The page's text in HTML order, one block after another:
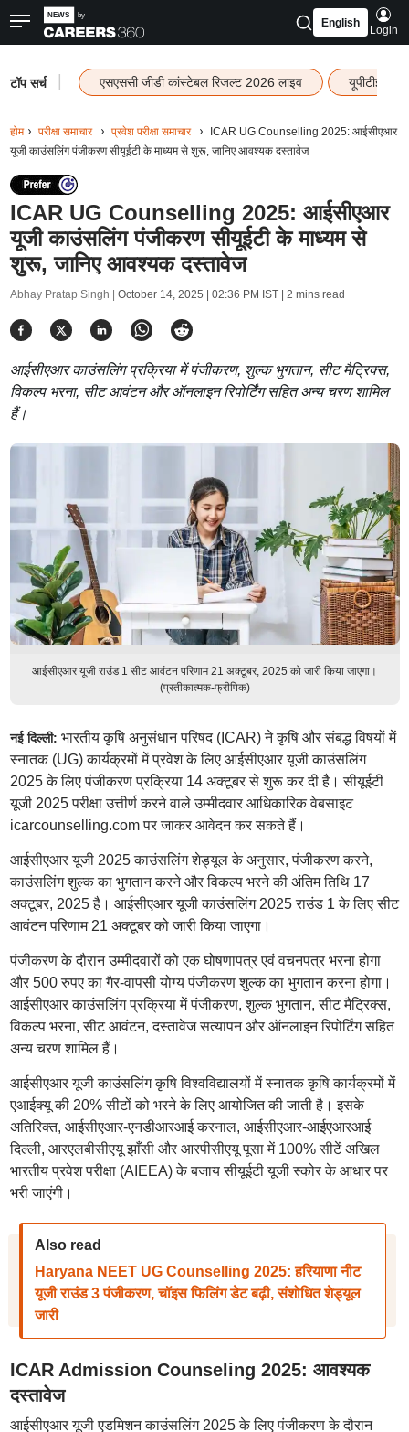
English
Login
टॉप सर्च एसएससी जीडी कांस्टेबल रिजल्ट 2026 लाइव यूपीटीईटी
होम परीक्षा समाचार प्रवेश परीक्षा समाचार
ICAR UG Counselling 2025: आईसीएआर
यूजी काउंसलिंग पंजीकरण सीयूईटी के माध्यम से शुरू, जानिए आवश्यक दस्तावेज
ICAR UG Counselling 2025: आईसीएआर
यूजी काउंसलिंग पंजीकरण सीयूईटी के माध्यम से
शुरू, जानिए आवश्यक दस्तावेज
Abhay Pratap Singh | October 14, 2025 | 02:36 PM IST| 2 mins read
आईसीएआर काउंसलिंग प्रक्रिया में पंजीकरण, शुल्क भुगतान, सीट मैट्रिक्स,
विकल्प भरना, सीट आवंटन और ऑनलाइन रिपोर्टिंग सहित अन्य चरण शामिल
हैं।
आईसीएआर यूजी राउंड 1 सीट आवंटन परिणाम 21 अक्टूबर, 2025 को जारी किया जाएगा।
(प्रतीकात्मक-फ्रीपिक)
नई दिल्ली: भारतीय कृषि अनुसंधान परिषद (ICAR) ने कृषि और संबद्ध विषयों में
स्नातक (UG) कार्यक्रमों में प्रवेश के लिए आईसीएआर यूजी काउंसलिंग
2025 के लिए पंजीकरण प्रक्रिया 14 अक्टूबर से शुरू कर दी है। सीयूईटी
यूजी 2025 परीक्षा उत्तीर्ण करने वाले उम्मीदवार आधिकारिक वेबसाइट
icarcounselling.com पर जाकर आवेदन कर सकते हैं।
आईसीएआर यूजी 2025 काउंसलिंग शेड्यूल के अनुसार, पंजीकरण करने,
काउंसलिंग शुल्क का भुगतान करने और विकल्प भरने की अंतिम तिथि 17
अक्टूबर, 2025 है। आईसीएआर यूजी काउंसलिंग 2025 राउंड 1 के लिए सीट
आवंटन परिणाम 21 अक्टूबर को जारी किया जाएगा।
पंजीकरण के दौरान उम्मीदवारों को एक घोषणापत्र एवं वचनपत्र भरना होगा
और 500 रुपए का गैर-वापसी योग्य पंजीकरण शुल्क का भुगतान करना होगा।
आईसीएआर काउंसलिंग प्रक्रिया में पंजीकरण, शुल्क भुगतान, सीट मैट्रिक्स,
विकल्प भरना, सीट आवंटन, दस्तावेज सत्यापन और ऑनलाइन रिपोर्टिंग सहित
अन्य चरण शामिल हैं।
आईसीएआर यूजी काउंसलिंग कृषि विश्वविद्यालयों में स्नातक कृषि कार्यक्रमों में
एआईक्यू की 20% सीटों को भरने के लिए आयोजित की जाती है। इसके
अतिरिक्त, आईसीएआर-एनडीआरआई करनाल, आईसीएआर-आईएआरआई
दिल्ली, आरएलबीसीएयू झाँसी और आरपीसीएयू पूसा में 100% सीटें अखिल
भारतीय प्रवेश परीक्षा (AIEEA) के बजाय सीयूईटी यूजी स्कोर के आधार पर
भरी जाएंगी।
Also read
Haryana NEET UG Counselling 2025: हरियाणा नीट
यूजी राउंड 3 पंजीकरण, चॉइस फिलिंग डेट बढ़ी, संशोधित शेड्यूल
जारी
ICAR Admission Counseling 2025: आवश्यक
दस्तावेज
आईसीएआर यूजी एडमिशन काउंसलिंग 2025 के लिए पंजीकरण के दौरान